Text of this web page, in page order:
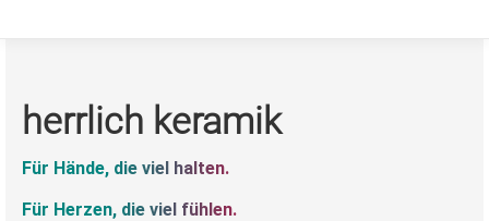
herrlich keramik
Für Hände, die viel halten.
Für Herzen, die viel fühlen.